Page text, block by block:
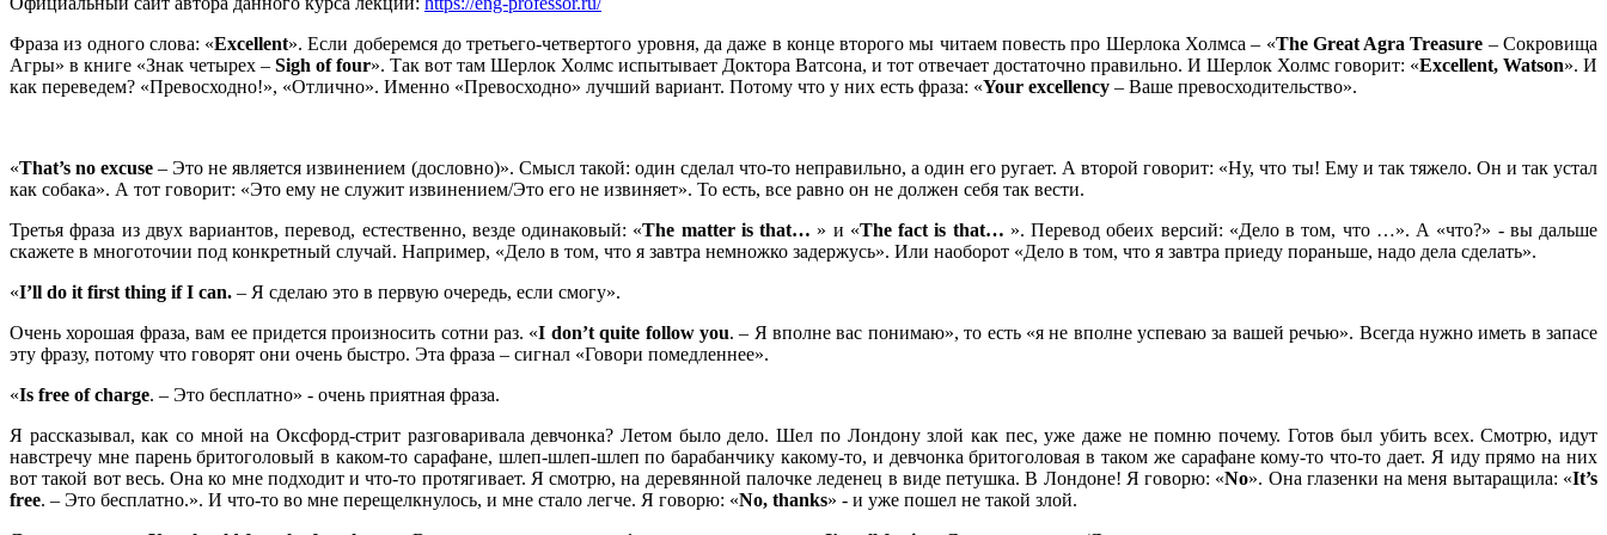
Фраза из одного слова: «Excellent». Если доберемся до третьего-четвертого уровня, да даже в конце второго мы читаем повесть про Шерлока Холмса – «The Great AgraTreasure – Сокровища
Агры» в книге «Знак четырех – Sigh offour». Так вот там Шерлок Холмс испытывает Доктора Ватсона, и тот отвечает достаточно правильно. И Шерлок Холмс говорит: «Excellent, Watson». И
как переведем? «Превосходно!», «Отлично». Именно «Превосходно» лучший вариант. Потому что у них есть фраза: «Your excellency – Ваше превосходительство».
«That’snoexcuse – Это не является извинением (дословно)». Смысл такой: один сделал что-то неправильно, а один его ругает. А второй говорит: «Ну, что ты! Ему и так тяжело. Он и так устал
как собака». А тот говорит: «Это ему не служит извинением/Это его не извиняет». То есть, все равно он не должен себя так вести.
Третья фраза из двух вариантов, перевод, естественно, везде одинаковый: «The matter is that… » и «The factis that… ». Перевод обеих версий: «Дело в том, что …». А «что?» - вы дальше
скажете в многоточии под конкретный случай. Например, «Дело в том, что я завтра немножко задержусь». Или наоборот «Дело в том, что я завтра приеду пораньше, надо дела сделать».
«I’ll do it first thing ifI can. – Я сделаю это в первую очередь, если смогу».
Очень хорошая фраза, вам ее придется произносить сотни раз. «I don’tquite follow you. – Я вполне вас понимаю», то есть «я не вполне успеваю за вашей речью». Всегда нужно иметь в запасе
эту фразу, потому что говорят они очень быстро. Эта фраза – сигнал «Говори помедленнее».
«Is free ofcharge. – Это бесплатно» - очень приятная фраза.
Я рассказывал, как со мной на Оксфорд-стрит разговаривала девчонка? Летом было дело. Шел по Лондону злой как пес, уже даже не помню почему. Готов был убить всех. Смотрю, идут
навстречу мне парень бритоголовый в каком-то сарафане, шлеп-шлеп-шлеп по барабанчику какому-то, и девчонка бритоголовая в таком же сарафане кому-то что-то дает. Я иду прямо на них
вот такой вот весь. Она ко мне подходит и что-то протягивает. Я смотрю, на деревянной палочке леденец в виде петушка. В Лондоне! Я говорю: «No». Она глазенки на меня вытаращила: «It’s
free. – Это бесплатно.». И что-то во мне перещелкнулось, и мне стало легче. Я говорю: «No, thanks» - и уже пошел не такой злой.